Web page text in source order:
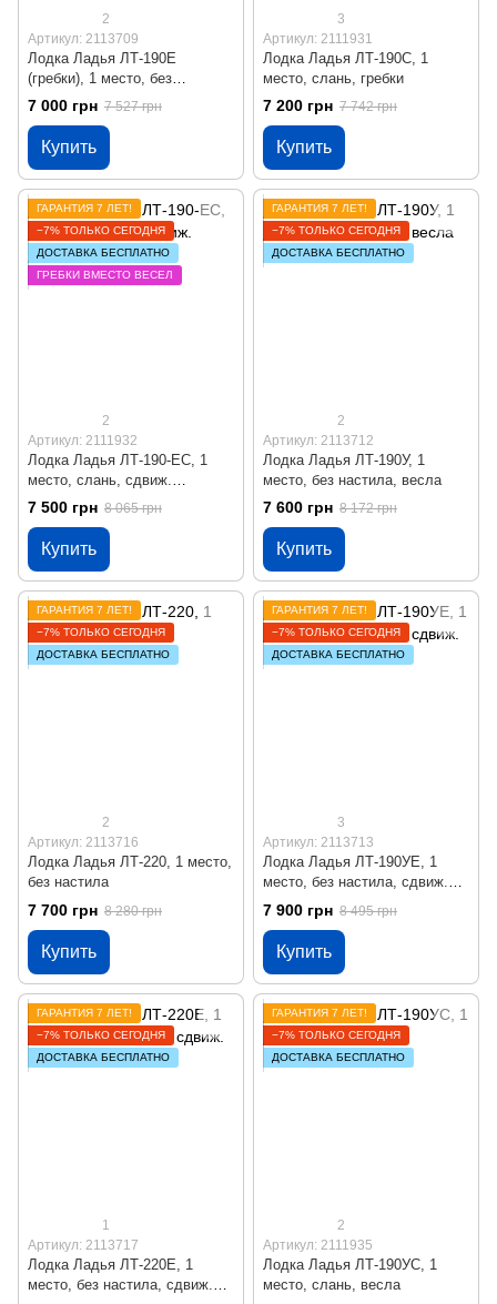
2
Артикул: 2113709
Лодка Ладья ЛТ-190Е
(гребки), 1 место, без
настила, сдвиж. сиденье,
7 000 грн 7 527 грн
Купить
3
Артикул: 2111931
Лодка Ладья ЛТ-190С, 1
место, слань, гребки
7 200 грн 7 742 грн
Купить
ГАРАНТИЯ 7 ЛЕТ!
−7% ТОЛЬКО СЕГОДНЯ
ДОСТАВКА БЕСПЛАТНО
ГРЕБКИ ВМЕСТО ВЕСЕЛ
2
Артикул: 2111932
Лодка Ладья ЛТ-190-ЕС, 1
место, слань, сдвиж.
сиденье, гребки
7 500 грн 8 065 грн
Купить
ГАРАНТИЯ 7 ЛЕТ!
−7% ТОЛЬКО СЕГОДНЯ
ДОСТАВКА БЕСПЛАТНО
2
Артикул: 2113712
Лодка Ладья ЛТ-190У, 1
место, без настила, весла
7 600 грн 8 172 грн
Купить
ГАРАНТИЯ 7 ЛЕТ!
−7% ТОЛЬКО СЕГОДНЯ
ДОСТАВКА БЕСПЛАТНО
2
Артикул: 2113716
Лодка Ладья ЛТ-220, 1 место,
без настила
7 700 грн 8 280 грн
Купить
ГАРАНТИЯ 7 ЛЕТ!
−7% ТОЛЬКО СЕГОДНЯ
ДОСТАВКА БЕСПЛАТНО
3
Артикул: 2113713
Лодка Ладья ЛТ-190УЕ, 1
место, без настила, сдвиж.
сиденье, весла
7 900 грн 8 495 грн
Купить
ГАРАНТИЯ 7 ЛЕТ!
−7% ТОЛЬКО СЕГОДНЯ
ДОСТАВКА БЕСПЛАТНО
1
Артикул: 2113717
Лодка Ладья ЛТ-220Е, 1
место, без настила, сдвиж.
ГАРАНТИЯ 7 ЛЕТ!
−7% ТОЛЬКО СЕГОДНЯ
ДОСТАВКА БЕСПЛАТНО
2
Артикул: 2111935
Лодка Ладья ЛТ-190УС, 1
место, слань, весла